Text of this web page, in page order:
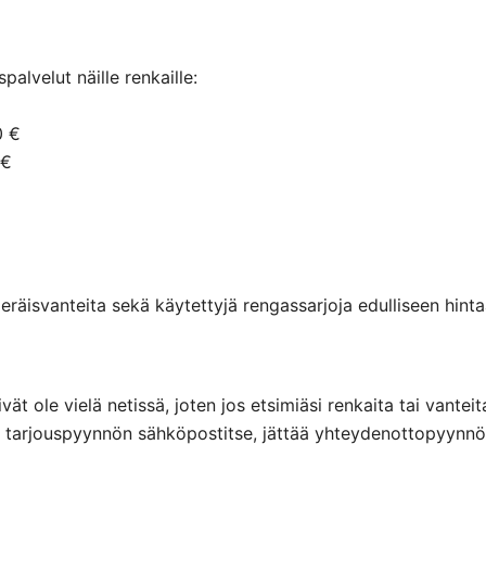
näille renkaille:
€
sekä käytettyjä rengassarjoja edulliseen
ole vielä netissä, joten jos etsimiäsi renkaita tai
sähköpostitse, jättää